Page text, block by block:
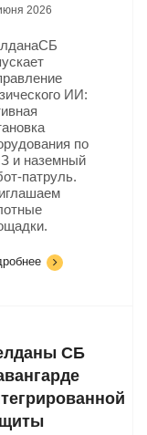
2026
ИИ:
по
и наземный
патруль.
СБ